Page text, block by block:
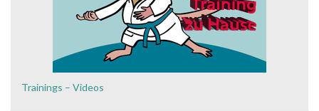
Trainings – Videos